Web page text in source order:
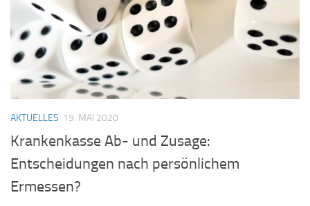
AKTUELLES 19. MAI 2020
Krankenkasse Ab- und Zusage:
Entscheidungen nach persönlichem
Ermessen?